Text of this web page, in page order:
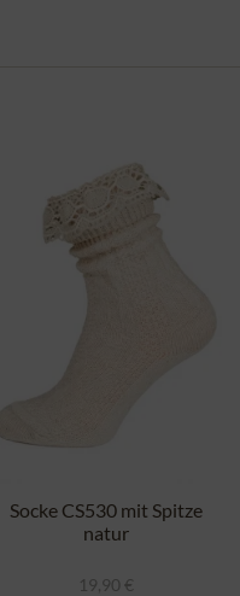
Socke CS530 mit Spitze
natur
19,90 €